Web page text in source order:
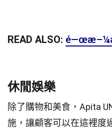
READ ALSO:
休閒娛樂
除了購物和美食，Apita
施，讓顧客可以在這裡度